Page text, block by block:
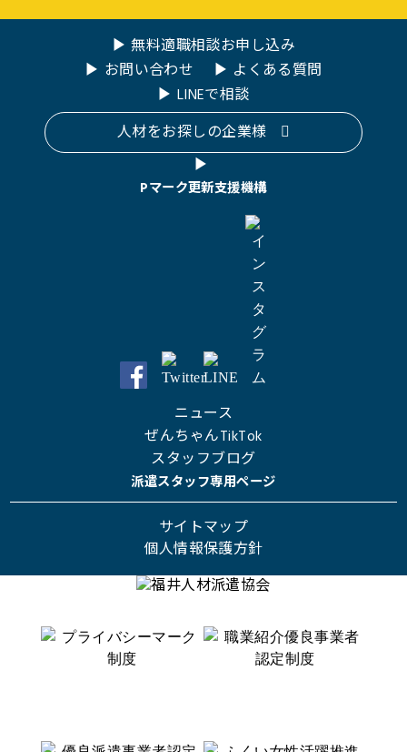
無料適職相談お申し込み
お問い合わせ
よくある質問
LINEで相談
人材をお探しの企業様
Pマーク更新支援機構
ニュース
ぜんちゃんTikTok
スタッフブログ
派遣スタッフ専用ページ
サイトマップ
個人情報保護方針